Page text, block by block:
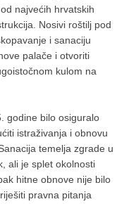
najvećih hrvatskih
Nosivi roštilj pod
i sanaciju
palače i otvoriti
kulom na
godine bilo osiguralo
istraživanja i obnovu
temelja zgrade u
ali je splet okolnosti
hitne obnove nije bilo
pravna pitanja